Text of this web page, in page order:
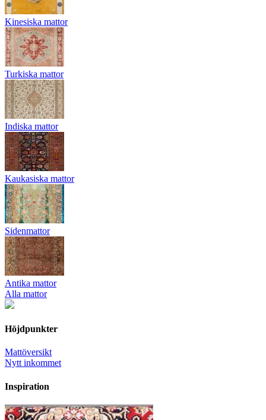
Kinesiska mattor
Turkiska mattor
Indiska mattor
Kaukasiska mattor
Sidenmattor
Antika mattor
Alla mattor
Höjdpunkter
Mattöversikt
Nytt inkommet
Inspiration